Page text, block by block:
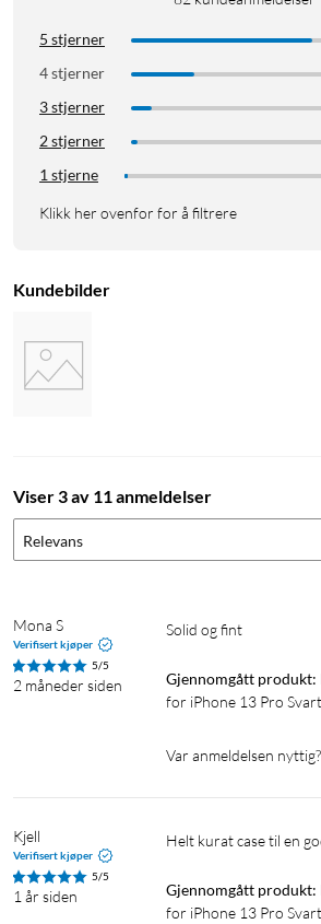
5 stjerner
4 stjerner
3 stjerner
2 stjerner
1 stjerne
Klikk her ovenfor for å filtrere
Kundebilder
Viser 3 av 11 anmeldelser
Relevans
Mona S
Verifisert kjøper
5/5
2 måneder siden
Solid og fint
Gjennomgått produkt:
for iPhone 13 Pro Svart
Var anmeldelsen nyttig?
Kjell
Verifisert kjøper
5/5
1 år siden
Helt kurat case til en
Gjennomgått produkt:
for iPhone 13 Pro Svart